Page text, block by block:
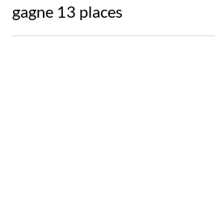
gagne 13 places